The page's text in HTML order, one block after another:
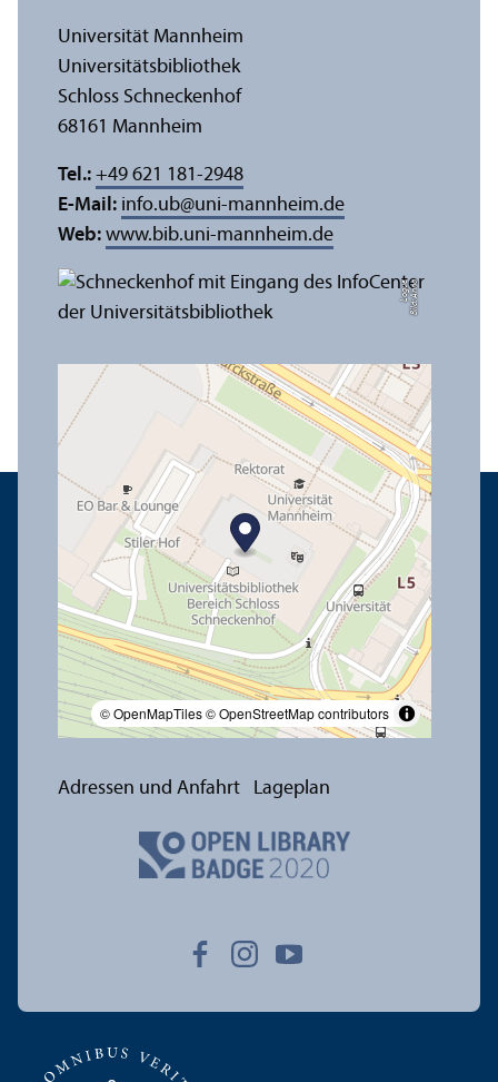
Bil
d:
A
n
n
a
L
o
g
u
e
© OpenMapTiles© OpenStreetMap contributors
Universität Mannheim
Universitäts­bibliothek
Schloss Schneckenhof
68161 Mannheim
Tel.: +49 621 181-2948
E-Mail: info.ub@uni-mannheim.de
Web: www.bib.uni-mannheim.de
Adressen und Anfahrt Lageplan